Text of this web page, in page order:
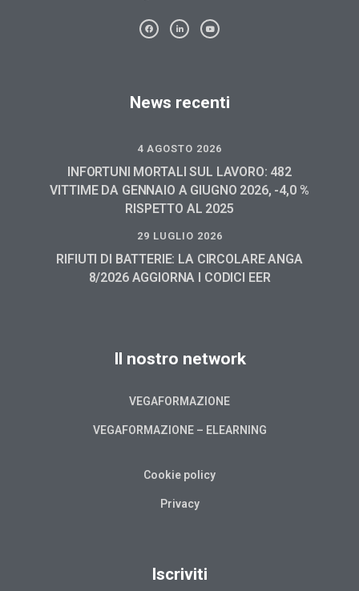
News recenti
4 AGOSTO 2026
INFORTUNI MORTALI SUL LAVORO: 482
VITTIME DA GENNAIO A GIUGNO 2026, -4,0 %
RISPETTO AL 2025
29 LUGLIO 2026
RIFIUTI DI BATTERIE: LA CIRCOLARE ANGA
8/2026 AGGIORNA I CODICI EER
Il nostro network
VEGAFORMAZIONE
VEGAFORMAZIONE – ELEARNING
Cookie policy
Privacy
Iscriviti